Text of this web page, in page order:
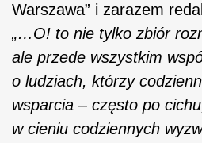
Warszawa” i zarazem
„…O! to nie tylko zbiór
ale przede wszystkim
o ludziach, którzy codzienn
wsparcia – często po
w cieniu codziennych